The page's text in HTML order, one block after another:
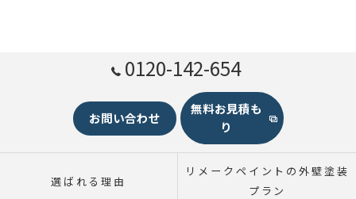
0120-142-654
お問い合わせ
無料お見積も
り
選ばれる理由
リメークペイントの外壁塗装
プラン